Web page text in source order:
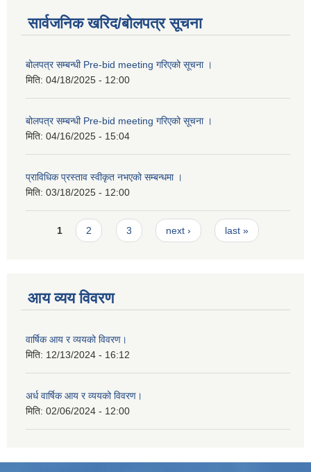
सार्वजनिक खरिद/बोलपत्र सूचना
बोलपत्र सम्बन्धी Pre-bid meeting गरिएको सूचना ।
मिति: 04/18/2025 - 12:00
बोलपत्र सम्बन्धी Pre-bid meeting गरिएको सूचना ।
मिति: 04/16/2025 - 15:04
प्राविधिक प्रस्ताव स्वीकृत नभएको सम्बन्धमा ।
मिति: 03/18/2025 - 12:00
Pages
1 2 3 next › last »
आय व्यय विवरण
वार्षिक आय र व्ययको विवरण।
मिति: 12/13/2024 - 16:12
अर्ध वार्षिक आय र व्ययको विवरण।
मिति: 02/06/2024 - 12:00